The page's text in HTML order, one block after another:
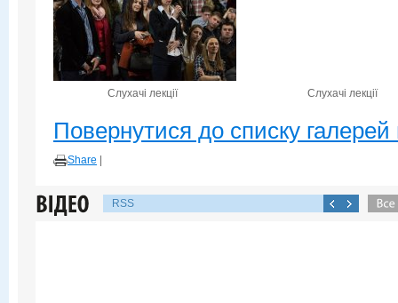
Слухачі лекції Слухачі лекції
Повернутися до списку галерей
Share
RSS